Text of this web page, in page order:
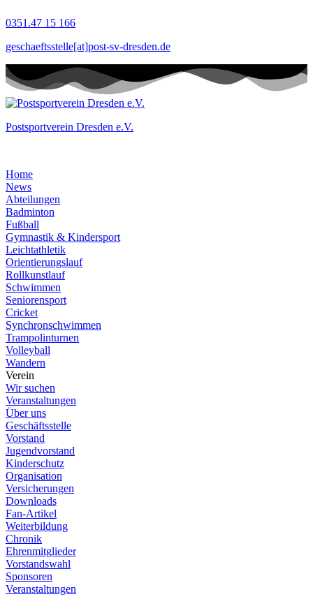
Inhalt
0351.47 15 166
geschaeftsstelle[at]post-sv-dresden.de
Postsportverein Dresden e.V.
Home
News
Abteilungen
Badminton
Fußball
Gymnastik & Kindersport
Leichtathletik
Orientierungslauf
Rollkunstlauf
Schwimmen
Seniorensport
Cricket
Synchronschwimmen
Trampolinturnen
Volleyball
Wandern
Verein
Wir suchen
Veranstaltungen
Über uns
Geschäftsstelle
Vorstand
Jugendvorstand
Kinderschutz
Organisation
Versicherungen
Downloads
Fan-Artikel
Weiterbildung
Chronik
Ehrenmitglieder
Vorstandswahl
Sponsoren
Veranstaltungen